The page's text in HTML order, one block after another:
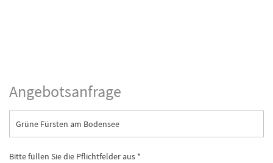
Angebotsanfrage
Grüne Fürsten am Bodensee
Bitte füllen Sie die Pflichtfelder aus *